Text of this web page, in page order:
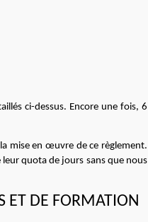
ci-dessus. Encore une fois, 6
mise en œuvre de ce règlement.
quota de jours sans que nous
ET DE FORMATION